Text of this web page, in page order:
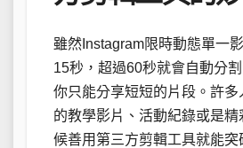
雖然Instagram限時動態單一
15秒，超過60秒就會自動分
你只能分享短短的片段。許
的教學影片、活動紀錄或是
候善用第三方剪輯工具就能